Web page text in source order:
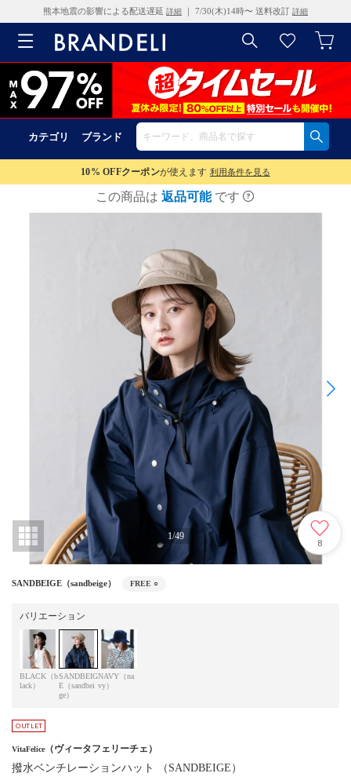
熊本地震の影響による配送遅延 詳細 ｜ 7/30(木)14時〜 送料改訂 詳細
カテゴリ ブランド
10% OFFクーポンが使えます 利用条件を見る
この商品は 返品可能 です
1/49
8
SANDBEIGE（sandbeige） FREE ○
バリエーション
BLACK（b
lack）
SANDBEIG
E（sandbei
ge）
NAVY（na
vy）
VitaFelice （ヴィータフェリーチェ）
撥水ベンチレーションハット （SANDBEIGE）